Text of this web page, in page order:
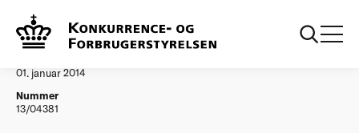
Vandtilsyn
01. januar 2014
Nummer
13/04381